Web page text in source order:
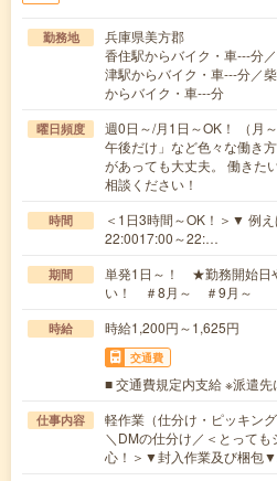
勤務地
兵庫県美方郡
香住駅からバイク・車---分
津駅からバイク・車---分／
からバイク・車---分
曜日頻度
週0日～/月1日～OK！ （月
午後だけ」など色々な働き
があっても大丈夫。 働きた
相談ください！
時間
＜1日3時間～OK！＞▼ 例
22:0017:00～22:…
期間
単発1日～！ ★勤務開始日
い！ ＃8月～ ＃9月～
時給 時給1,200円～1,625円
交通費
■ 交通費規定内支給 ※派遣先
仕事内容
軽作業（仕分け・ピッキン
＼DMの仕分け／＜とって
心！＞▼封入作業及び梱包